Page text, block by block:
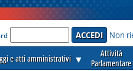
Non
e atti amministrativi ▼
Attività
Parlamentare